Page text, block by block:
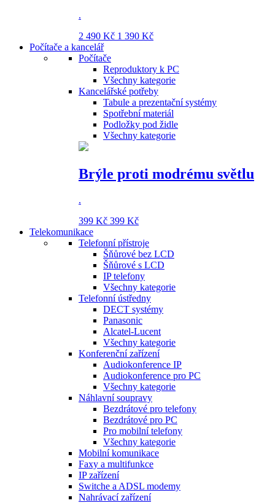
.
2 490 Kč 1 390 Kč
Počítače a kancelář
Počítače
Reproduktory k PC
Všechny kategorie
Kancelářské potřeby
Tabule a prezentační systémy
Spotřební materiál
Podložky pod židle
Všechny kategorie
Brýle proti modrému světlu
.
399 Kč 399 Kč
Telekomunikace
Telefonní přístroje
Šňůrové bez LCD
Šňůrové s LCD
IP telefony
Všechny kategorie
Telefonní ústředny
DECT systémy
Panasonic
Alcatel-Lucent
Všechny kategorie
Konferenční zařízení
Audiokonference IP
Audiokonference pro PC
Všechny kategorie
Náhlavní soupravy
Bezdrátové pro telefony
Bezdrátové pro PC
Pro mobilní telefony
Všechny kategorie
Mobilní komunikace
Faxy a multifunkce
IP zařízení
Switche a ADSL modemy
Nahrávací zařízení